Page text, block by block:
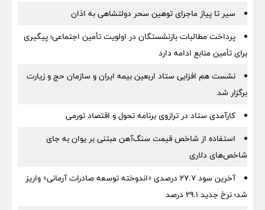
سیر تا پیاز ماجرای توهین سحر دولتشاهی به اذان
پرداخت مطالبات بازنشستگان در اولویت تأمین اجتماعی؛ پیگیری
برای تأمین منابع ادامه دارد
نشست هم افزایی ستاد اربعین بیمه ایران و سازمان حج و زیارت
برگزار شد
کارآمدی ستاد در ترازوی برنامه تحول و اقتصاد تورمی
استفاده از شاخص قیمت سنگ‌آهن مبتنی بر یوان به جای
شاخص‌های دلاری
آخرین سود ۲۷.۷ درصدی «اندوخته توسعه صادرات آرمانی» واریز
شد؛ نرخ جدید ۲۹.۱ درصد